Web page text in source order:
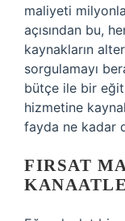
maliyeti
açısından bu,
kaynakların
sorgulamayı
bütçe ile bir
hizmetine
fayda ne kadar
FIRSAT